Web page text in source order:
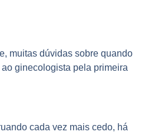
muitas dúvidas sobre quando
ginecologista pela primeira
cada vez mais cedo, há